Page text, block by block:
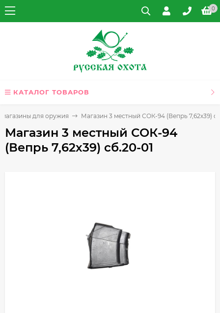
0
КАТАЛОГ ТОВАРОВ
для оружия Магазин 3 местный СОК-94 (Вепрь 7,62х39)
Магазин 3 местный СОК-94
(Вепрь 7,62х39) сб.20-01